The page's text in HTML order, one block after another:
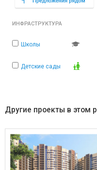
ИНФРАСТРУКТУРА
Школы
Детские сады
Другие проекты в этом